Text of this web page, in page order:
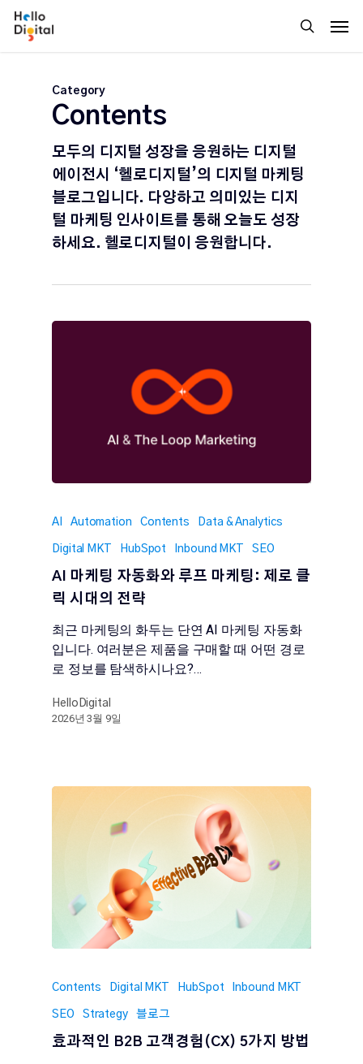
Skip
search
Category
Contents
모두의 디지털 성장을 응원하는 디지털
에이전시 ‘헬로디지털’의 디지털 마케팅
블로그입니다. 다양하고 의미있는 디지
털 마케팅 인사이트를 통해 오늘도 성장
하세요. 헬로디지털이 응원합니다.
AI Automation Contents Data & Analytics
Digital MKT HubSpot Inbound MKT SEO
AI 마케팅 자동화와 루프 마케팅: 제로 클
릭 시대의 전략
최근 마케팅의 화두는 단연 AI 마케팅 자동화
입니다. 여러분은 제품을 구매할 때 어떤 경로
로 정보를 탐색하시나요?…
HelloDigital
2026년 3월 9일
Contents Digital MKT HubSpot Inbound MKT
SEO Strategy 블로그
효과적인 B2B 고객경험(CX) 5가지 방법